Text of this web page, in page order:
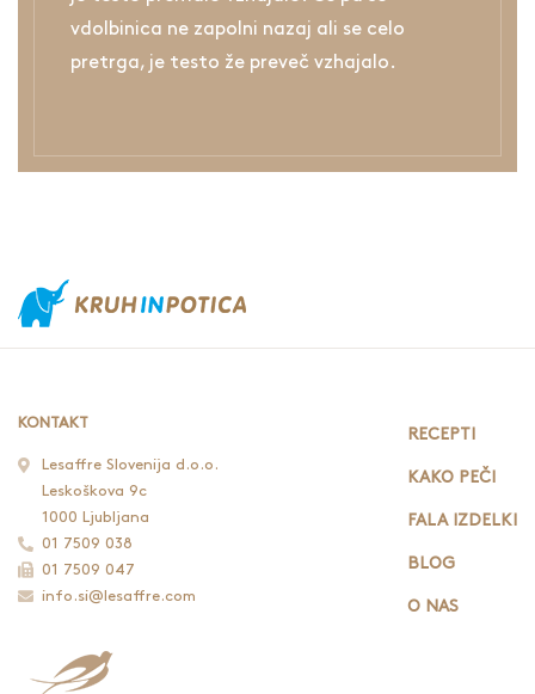
vdolbinica ne zapolni nazaj ali se celo
pretrga, je testo že preveč vzhajalo.
KONTAKT
Lesaffre Slovenija d.o.o.
Leskoškova 9c
1000 Ljubljana
01 7509 038
01 7509 047
info.si@lesaffre.com
RECEPTI
KAKO PEČI
FALA IZDELKI
BLOG
O NAS